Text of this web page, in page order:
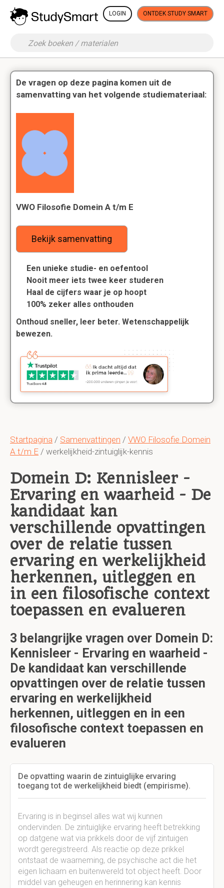
LOGIN ONTDEK STUDY SMART
Startpagina / Samenvattingen / VWO Filosofie Domein
A t/m E / werkelijkheid-zintuiglijk-kennis
Domein D: Kennisleer -
Ervaring en waarheid - De
kandidaat kan
verschillende opvattingen
over de relatie tussen
ervaring en werkelijkheid
herkennen, uitleggen en
in een filosofische context
toepassen en evalueren
3 belangrijke vragen over Domein D:
Kennisleer - Ervaring en waarheid -
De kandidaat kan verschillende
opvattingen over de relatie tussen
ervaring en werkelijkheid
herkennen, uitleggen en in een
filosofische context toepassen en
evalueren
De opvatting waarin de zintuiglijke ervaring
toegang tot de werkelijkheid biedt (empirisme).
Ervaring is in beginsel alles wat wij kunnen
ondervinden. De zintuiglijke ervaring heeft betrekking
op datgene wat via prikkels door de vijf zintuigen
wordt geregistreerd. Als reactie op deze prikkel
ontstaat de waarneming, de psychische act die het
eigen lichaam en buitenwereld tot object heeft. Door
middel van geheugen en herinnering kan kennis
De vragen op deze pagina komen uit de
samenvatting van het volgende studiemateriaal:
VWO Filosofie Domein A t/m E
Bekijk samenvatting
Een unieke studie- en oefentool
Nooit meer iets twee keer studeren
Haal de cijfers waar je op hoopt
100% zeker alles onthouden
Onthoud sneller, leer beter. Wetenschappelijk
bewezen.